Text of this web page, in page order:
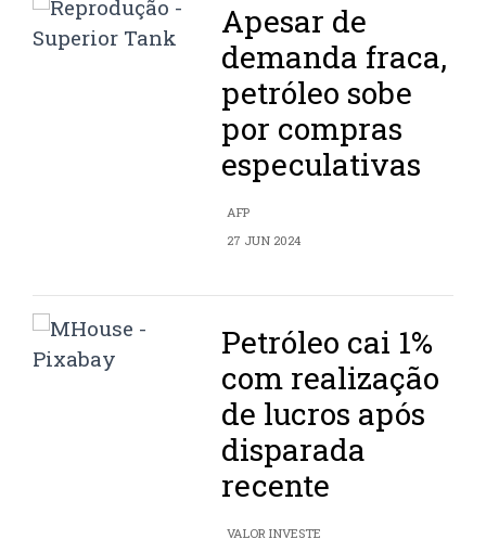
Apesar de
demanda fraca,
petróleo sobe
por compras
especulativas
AFP
27 JUN 2024
Petróleo cai 1%
com realização
de lucros após
disparada
recente
VALOR INVESTE